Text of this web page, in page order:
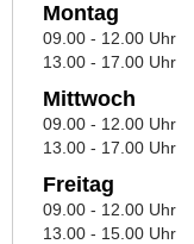
Montag
09.00 - 12.00 Uhr
13.00 - 17.00 Uhr
Mittwoch
09.00 - 12.00 Uhr
13.00 - 17.00 Uhr
Freitag
09.00 - 12.00 Uhr
13.00 - 15.00 Uhr